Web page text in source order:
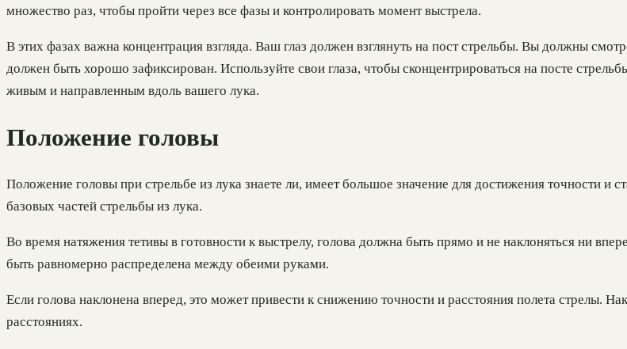
множество раз, чтобы пройти через все фазы и контролировать момент выстрела.
В этих фазах важна концентрация взгляда. Ваш глаз должен взглянуть на пост стрельбы. Вы должны
должен быть хорошо зафиксирован. Используйте свои глаза, чтобы сконцентрироваться на посте
живым и направленным вдоль вашего лука.
Положение головы
Положение головы при стрельбе из лука знаете ли, имеет большое значение для достижения точности и
базовых частей стрельбы из лука.
Во время натяжения тетивы в готовности к выстрелу, голова должна быть прямо и не наклоняться ни
быть равномерно распределена между обеими руками.
Если голова наклонена вперед, это может привести к снижению точности и расстояния полета стрелы.
расстояниях.